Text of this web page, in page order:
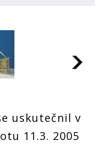
uskutečnil v
11.3. 2005